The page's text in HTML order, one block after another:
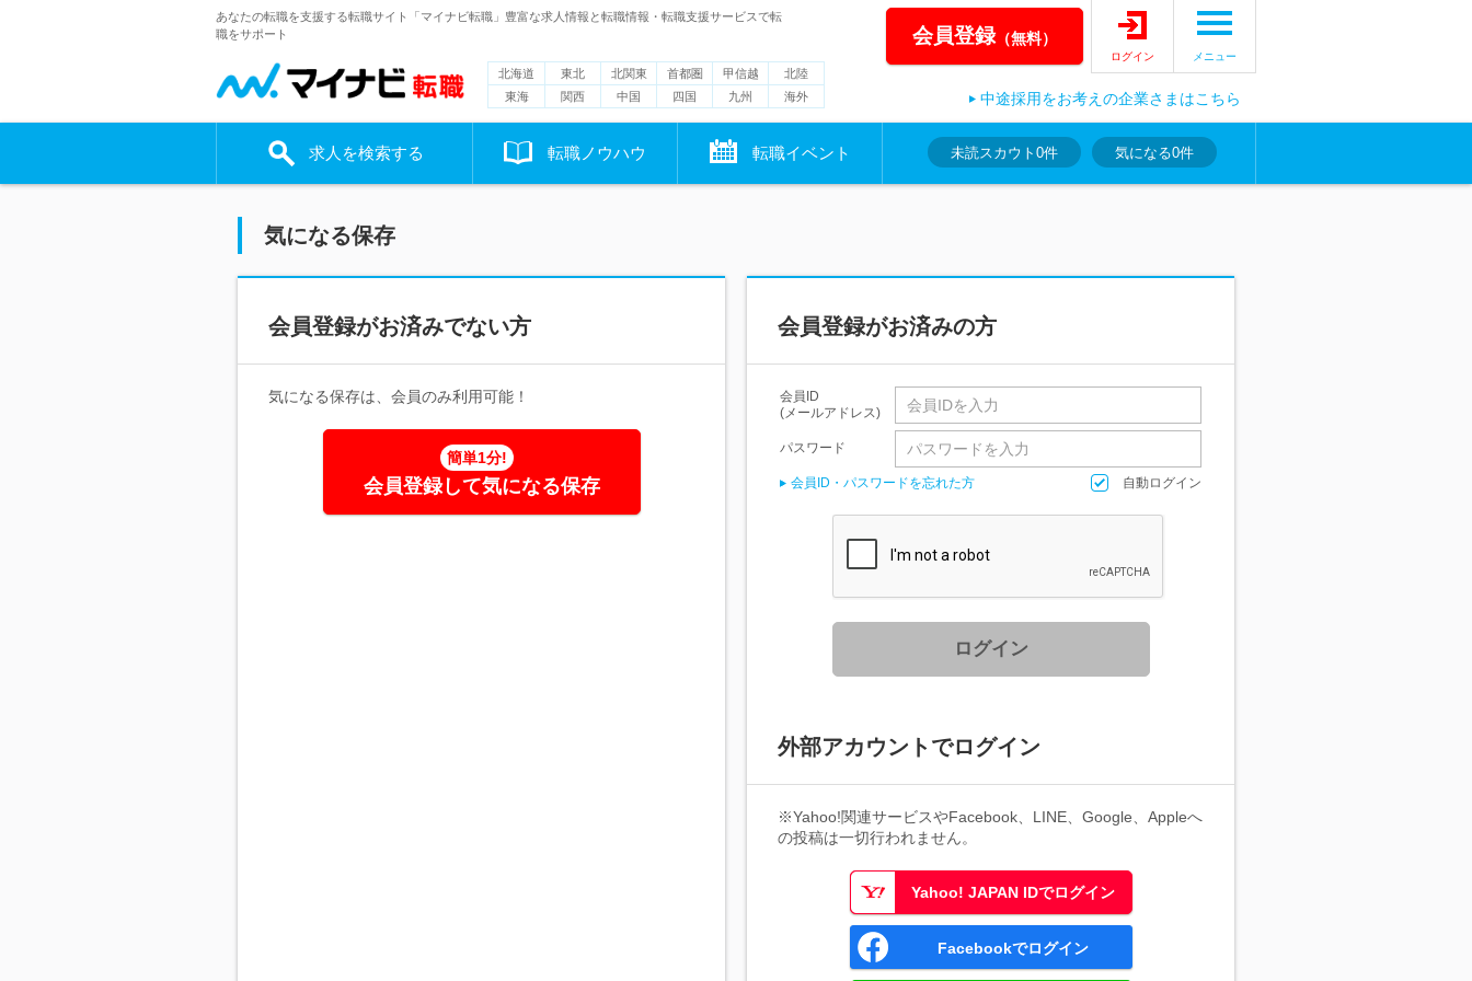
あなたの転職を支援する転職サイト「マイナビ転職」豊富な求人情報と転職情報・転職支援サービスで転
職をサポート
北海道 東北 北関東 首都圏 甲信越
北陸
東海
関西 中国 四国 九州 海外
会員登録（無料）
ログイン メニュー
中途採用をお考えの企業さまはこちら
求人を検索する 転職ノウハウ 転職イベント 未読スカウト 0件 気になる0件
気になる保存
会員登録がお済みでない方
気になる保存は、会員のみ利用可能！
簡単1分!
会員登録して気になる保存
会員登録がお済みの方
会員ID
(メールアドレス)
パスワード
会員ID・パスワードを忘れた方 自動ログイン
ログイン
外部アカウントでログイン
※Yahoo!関連サービスやFacebook、LINE、Google、Appleへ
の投稿は一切行われません。
Yahoo! JAPAN IDでログイン
Facebookでログイン